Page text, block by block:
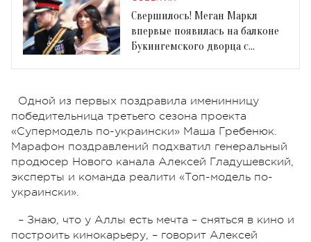
Свершилось! Меган Маркл
впервые появилась на балконе
Букингемского дворца с
Одной из первых поздравила именинницу
победительница третьего сезона проекта
«Супермодель по-украински» Маша Гребенюк.
Марафон поздравлений подхватил генеральный
продюсер Нового канала Алексей Гладушевский,
эксперты и команда реалити «Топ-модель по-
украински».
– Знаю, что у Аллы есть мечта – сняться в кино и
построить кинокарьеру, – говорит Алексей